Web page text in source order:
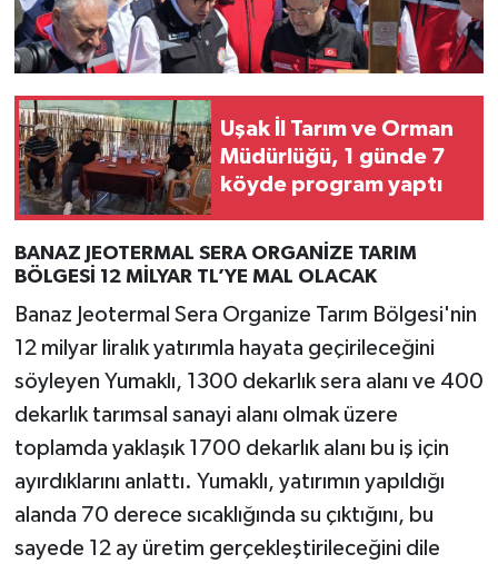
Uşak İl Tarım ve Orman
Müdürlüğü, 1 günde 7
köyde program yaptı
BANAZ JEOTERMAL SERA ORGANİZE TARIM
BÖLGESİ 12 MİLYAR TL’YE MAL OLACAK
Banaz Jeotermal Sera Organize Tarım Bölgesi'nin
12 milyar liralık yatırımla hayata geçirileceğini
söyleyen Yumaklı, 1300 dekarlık sera alanı ve 400
dekarlık tarımsal sanayi alanı olmak üzere
toplamda yaklaşık 1700 dekarlık alanı bu iş için
ayırdıklarını anlattı. Yumaklı, yatırımın yapıldığı
alanda 70 derece sıcaklığında su çıktığını, bu
sayede 12 ay üretim gerçekleştirileceğini dile